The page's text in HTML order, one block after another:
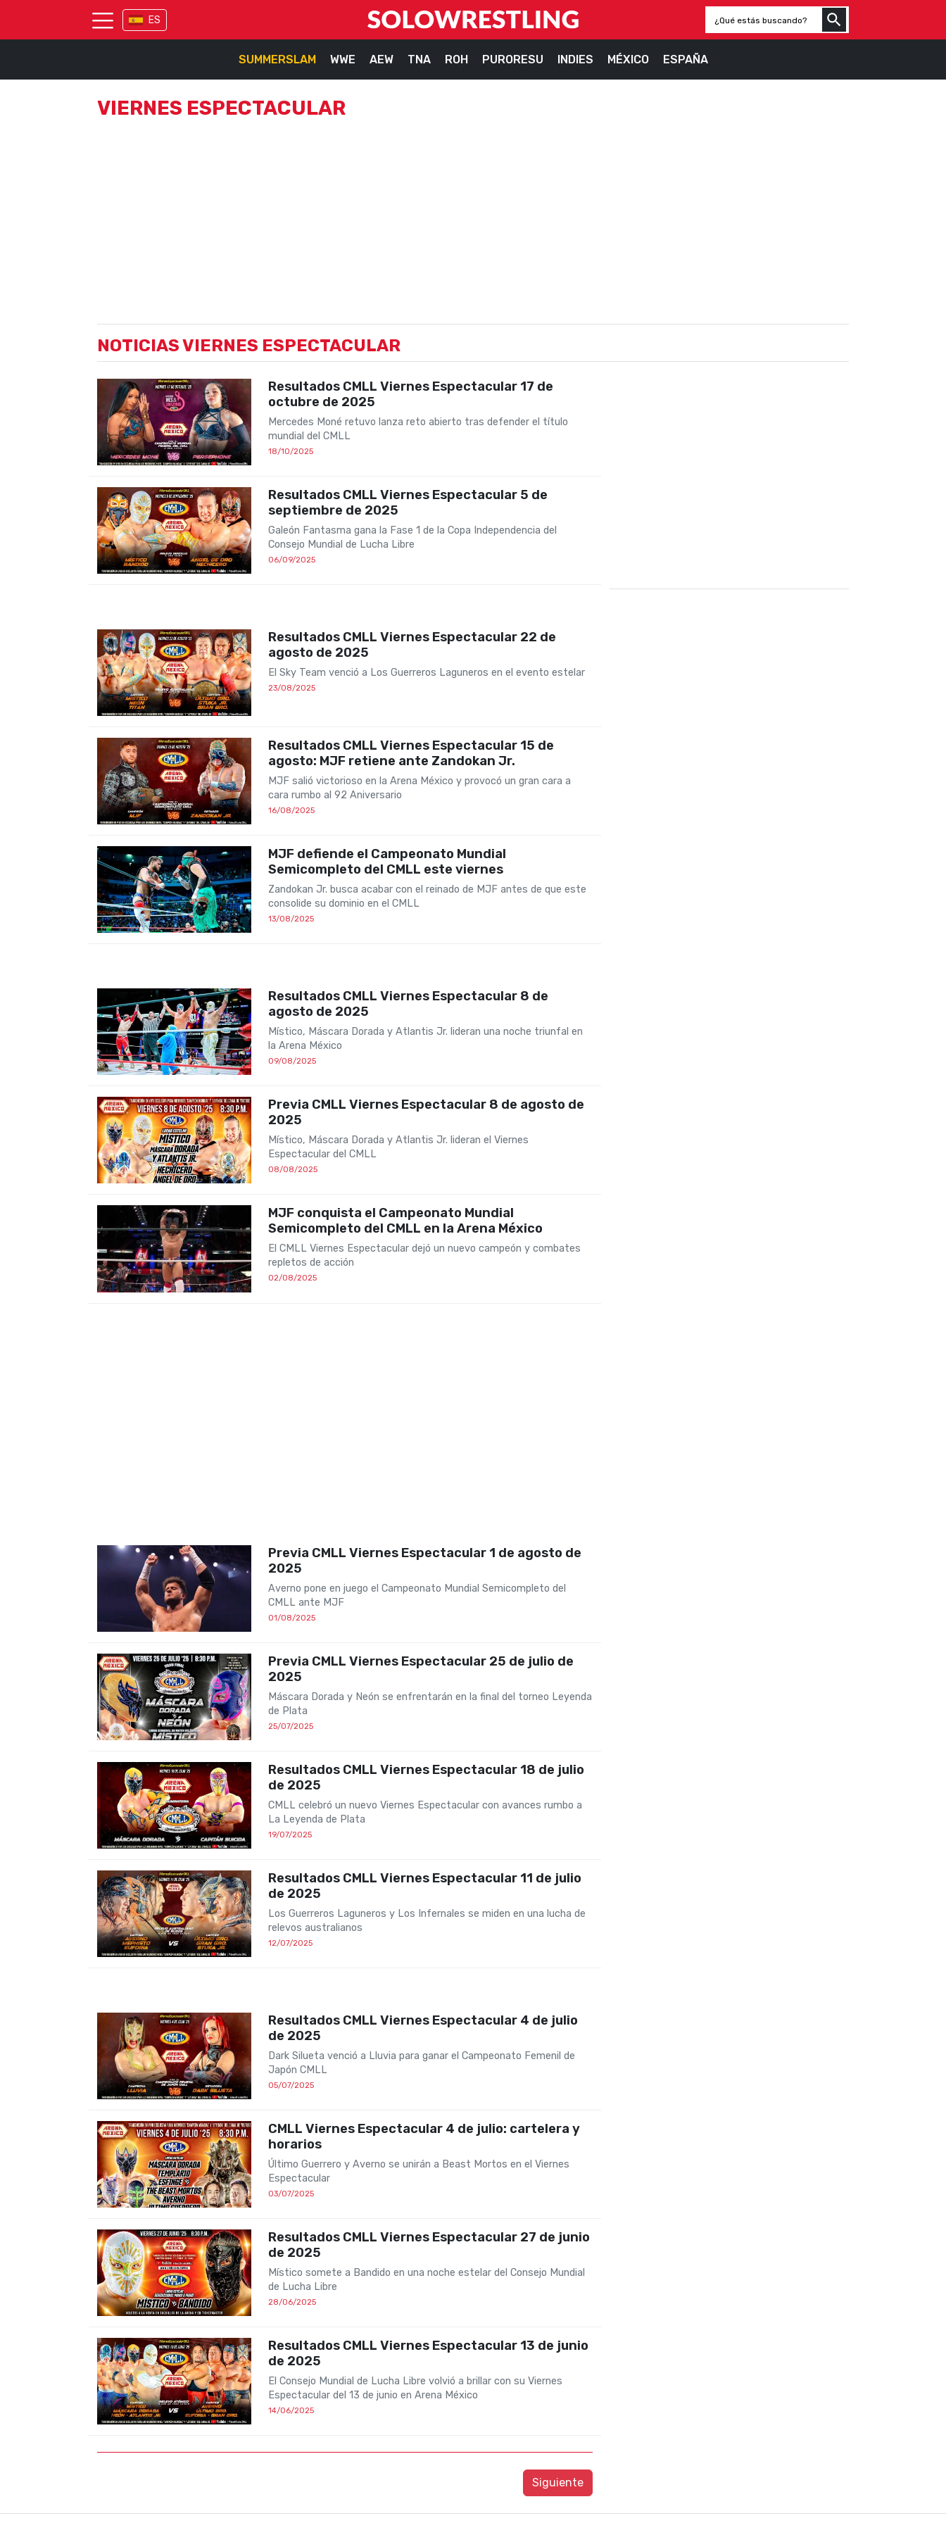
ES
SUMMERSLAM WWE AEW TNA ROH PURORESU INDIES MÉXICO ESPAÑA
VIERNES ESPECTACULAR
NOTICIAS VIERNES ESPECTACULAR
Resultados CMLL Viernes Espectacular 17 de
octubre de 2025
Mercedes Moné retuvo lanza reto abierto tras defender el título
mundial del CMLL
18/10/2025
Resultados CMLL Viernes Espectacular 5 de
septiembre de 2025
Galeón Fantasma gana la Fase 1 de la Copa Independencia del
Consejo Mundial de Lucha Libre
06/09/2025
Resultados CMLL Viernes Espectacular 22 de
agosto de 2025
El Sky Team venció a Los Guerreros Laguneros en el evento estelar
23/08/2025
Resultados CMLL Viernes Espectacular 15 de
agosto: MJF retiene ante Zandokan Jr.
MJF salió victorioso en la Arena México y provocó un gran cara a
cara rumbo al 92 Aniversario
16/08/2025
MJF defiende el Campeonato Mundial
Semicompleto del CMLL este viernes
Zandokan Jr. busca acabar con el reinado de MJF antes de que este
consolide su dominio en el CMLL
13/08/2025
Resultados CMLL Viernes Espectacular 8 de
agosto de 2025
Místico, Máscara Dorada y Atlantis Jr. lideran una noche triunfal en
la Arena México
09/08/2025
Previa CMLL Viernes Espectacular 8 de agosto de
2025
Místico, Máscara Dorada y Atlantis Jr. lideran el Viernes
Espectacular del CMLL
08/08/2025
MJF conquista el Campeonato Mundial
Semicompleto del CMLL en la Arena México
El CMLL Viernes Espectacular dejó un nuevo campeón y combates
repletos de acción
02/08/2025
Previa CMLL Viernes Espectacular 1 de agosto de
2025
Averno pone en juego el Campeonato Mundial Semicompleto del
CMLL ante MJF
01/08/2025
Previa CMLL Viernes Espectacular 25 de julio de
2025
Máscara Dorada y Neón se enfrentarán en la final del torneo Leyenda
de Plata
25/07/2025
Resultados CMLL Viernes Espectacular 18 de julio
de 2025
CMLL celebró un nuevo Viernes Espectacular con avances rumbo a
La Leyenda de Plata
19/07/2025
Resultados CMLL Viernes Espectacular 11 de julio
de 2025
Los Guerreros Laguneros y Los Infernales se miden en una lucha de
relevos australianos
12/07/2025
Resultados CMLL Viernes Espectacular 4 de julio
de 2025
Dark Silueta venció a Lluvia para ganar el Campeonato Femenil de
Japón CMLL
05/07/2025
CMLL Viernes Espectacular 4 de julio: cartelera y
horarios
Último Guerrero y Averno se unirán a Beast Mortos en el Viernes
Espectacular
03/07/2025
Resultados CMLL Viernes Espectacular 27 de junio
de 2025
Místico somete a Bandido en una noche estelar del Consejo Mundial
de Lucha Libre
28/06/2025
Resultados CMLL Viernes Espectacular 13 de junio
de 2025
El Consejo Mundial de Lucha Libre volvió a brillar con su Viernes
Espectacular del 13 de junio en Arena México
14/06/2025
Siguiente